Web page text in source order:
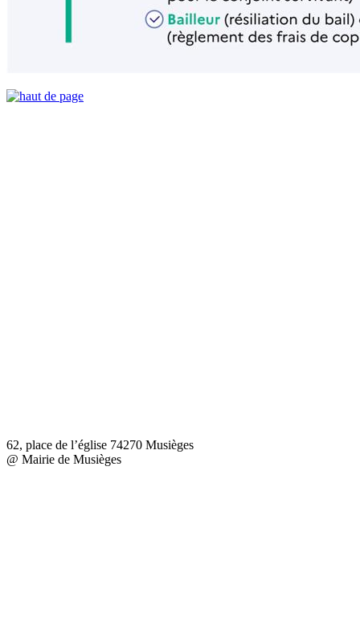
62, place de l’église 74270 Musièges
@ Mairie de Musièges